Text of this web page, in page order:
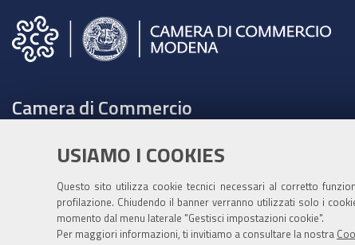
USIAMO I COOKIES
Questo sito utilizza cookie tecnici necessari al corretto
profilazione. Chiudendo il banner verranno utilizzati solo i
momento dal menu laterale "Gestisci impostazioni cookie".
Per maggiori informazioni, ti invitiamo a consultare la nostra
Camera di Commercio
Tel. 059208111 -URP
Contabilità speciale Banca d'Italia:
IT75Q 01000 04306 TU00 0001 3855
Fatt. elettronica - Cod. univoco: XECKYI